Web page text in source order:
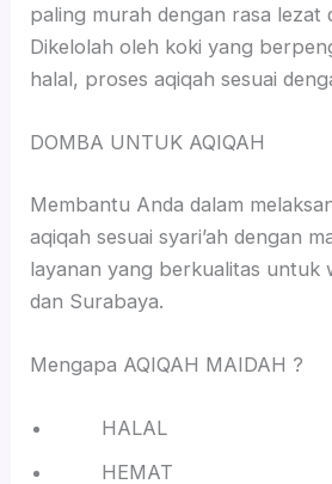
paling murah dengan rasa lezat
Dikelolah oleh koki yang
halal, proses aqiqah sesuai
DOMBA UNTUK AQIQAH
Membantu Anda dalam
aqiqah sesuai syari’ah dengan
layanan yang berkualitas untuk
dan Surabaya.
Mengapa AQIQAH MAIDAH ?
HALAL
HEMAT